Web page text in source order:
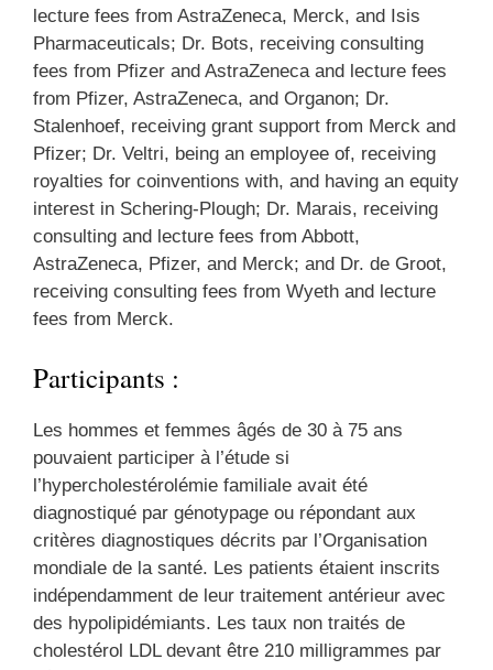
lecture fees from AstraZeneca, Merck, and Isis
Pharmaceuticals; Dr. Bots, receiving consulting
fees from Pfizer and AstraZeneca and lecture fees
from Pfizer, AstraZeneca, and Organon; Dr.
Stalenhoef, receiving grant support from Merck and
Pfizer; Dr. Veltri, being an employee of, receiving
royalties for coinventions with, and having an equity
interest in Schering-Plough; Dr. Marais, receiving
consulting and lecture fees from Abbott,
AstraZeneca, Pfizer, and Merck; and Dr. de Groot,
receiving consulting fees from Wyeth and lecture
fees from Merck.
Participants :
Les hommes et femmes âgés de 30 à 75 ans
pouvaient participer à l’étude si
l’hypercholestérolémie familiale avait été
diagnostiqué par génotypage ou répondant aux
critères diagnostiques décrits par l’Organisation
mondiale de la santé. Les patients étaient inscrits
indépendamment de leur traitement antérieur avec
des hypolipidémiants. Les taux non traités de
cholestérol LDL devant être 210 milligrammes par